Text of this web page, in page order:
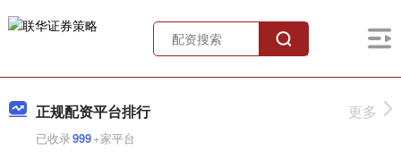
正规配资平台排行
已收录999+家平台
更多